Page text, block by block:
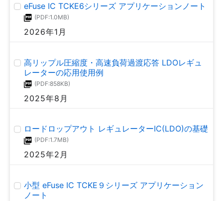
eFuse IC TCKE6シリーズ アプリケーションノート
(PDF:1.0MB)
2026年1月
高リップル圧縮度・高速負荷過渡応答 LDOレギュ
レーターの応用使用例
(PDF:858KB)
2025年8月
ロードロップアウト レギュレーターIC(LDO)の基礎
(PDF:1.7MB)
2025年2月
小型 eFuse IC TCKE９シリーズ アプリケーション
ノート